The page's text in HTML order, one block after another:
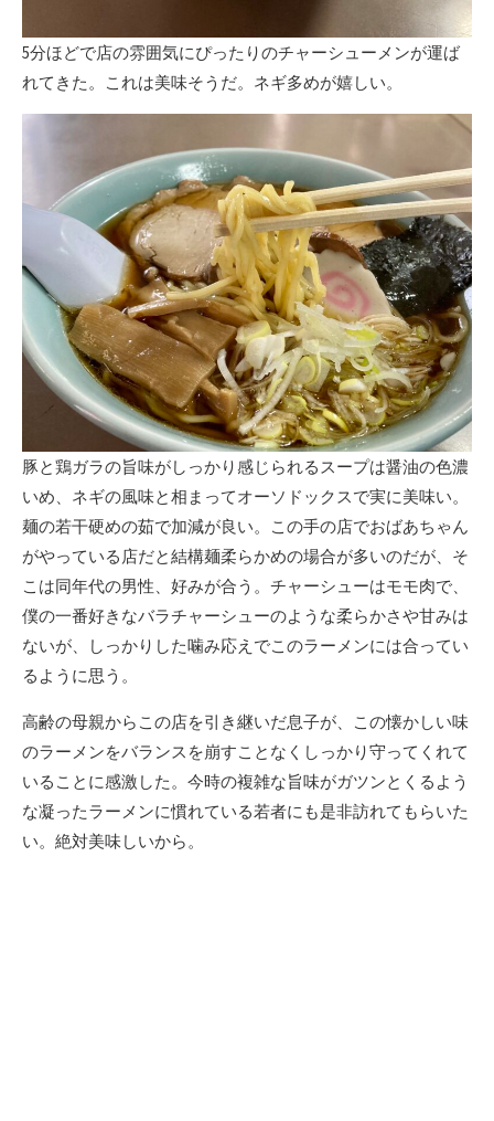
5分ほどで店の雰囲気にぴったりのチャーシューメンが運ば
れてきた。これは美味そうだ。ネギ多めが嬉しい。
豚と鶏ガラの旨味がしっかり感じられるスープは醤油の色濃
いめ、ネギの風味と相まってオーソドックスで実に美味い。
麺の若干硬めの茹で加減が良い。この手の店でおばあちゃん
がやっている店だと結構麺柔らかめの場合が多いのだが、そ
こは同年代の男性、好みが合う。チャーシューはモモ肉で、
僕の一番好きなバラチャーシューのような柔らかさや甘みは
ないが、しっかりした噛み応えでこのラーメンには合ってい
るように思う。
高齢の母親からこの店を引き継いだ息子が、この懐かしい味
のラーメンをバランスを崩すことなくしっかり守ってくれて
いることに感激した。今時の複雑な旨味がガツンとくるよう
な凝ったラーメンに慣れている若者にも是非訪れてもらいた
い。絶対美味しいから。